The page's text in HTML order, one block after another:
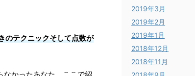
のテクニックそして点数が
2019年3月
2019年2月
2019年1月
2018年12月
2018年11月